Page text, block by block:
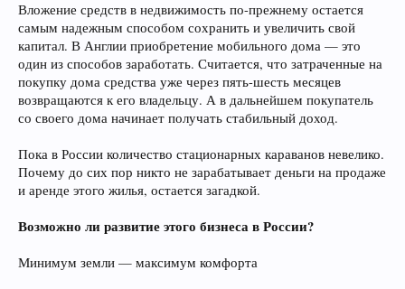
Вложение средств в недвижимость по-прежнему остается
самым надежным способом сохранить и увеличить свой
капитал. В Англии приобретение мобильного дома — это
один из способов заработать. Считается, что затраченные на
покупку дома средства уже через пять-шесть месяцев
возвращаются к его владельцу. А в дальнейшем покупатель
со своего дома начинает получать стабильный доход.
Пока в России количество стационарных караванов невелико.
Почему до сих пор никто не зарабатывает деньги на продаже
и аренде этого жилья, остается загадкой.
Возможно ли развитие этого бизнеса в России?
Минимум земли — максимум комфорта